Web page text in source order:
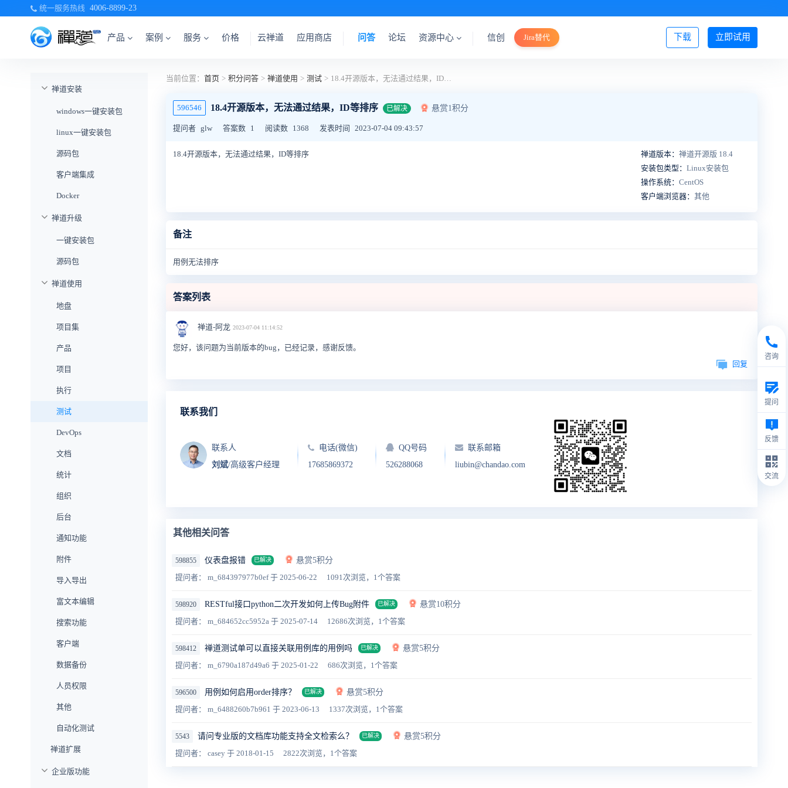
统一服务热线 4006-8899-23
产品 案例 服务 价格 立即试用
下载
云禅道 应用商店 问答 论坛 资源中心 信创 Jira替代 登录/注册
禅道安装
windows一键安装包
linux一键安装包
源码包
客户端集成
Docker
禅道升级
一键安装包
源码包
禅道使用
地盘
项目集
产品
项目
执行
测试
DevOps
文档
统计
组织
后台
通知功能
附件
导入导出
富文本编辑
搜索功能
客户端
数据备份
人员权限
其他
自动化测试
禅道扩展
企业版功能
当前位置： 首页 > 积分问答 > 禅道使用 > 测试 > 18.4开源版本，无法通过结果，ID等排序
596546 18.4开源版本，无法通过结果，ID等排序 已解决 悬赏1积分
提问者 glw 答案数 1 阅读数 1368 发表时间 2023-07-04 09:43:57
18.4开源版本，无法通过结果，ID等排序 禅道版本： 禅道开源版 18.4
安装包类型： Linux安装包
操作系统： CentOS
客户端浏览器： 其他
备注
用例无法排序
答案列表
禅道-阿龙 2023-07-04 11:14:52
您好，该问题为当前版本的bug，已经记录，感谢反馈。
回复
联系我们
联系人
刘斌/高级客户经理
电话(微信)
17685869372
QQ号码
526288068
联系邮箱
liubin@chandao.com
其他相关问答
598855 仪表盘报错 已解决
悬赏5积分
提问者： m_684397977b0ef于 2025-06-22 1091次浏览，1个答案
598920 RESTful接口python二次开发如何上传Bug附件 已解决
悬赏10积分
提问者： m_684652cc5952a 于 2025-07-14 12686次浏览，1个答案
598412 禅道测试单可以直接关联用例库的用例吗 已解决
悬赏5积分
提问者： m_6790a187d49a6 于 2025-01-22 686次浏览，1个答案
596500 用例如何启用order排序？ 已解决
悬赏5积分
提问者： m_6488260b7b961 于 2023-06-13 1337次浏览，1个答案
5543 请问专业版的文档库功能支持全文检索么？ 已解决
悬赏5积分
提问者： casey 于 2018-01-15 2822次浏览，1个答案
咨询
提问
反馈
交流